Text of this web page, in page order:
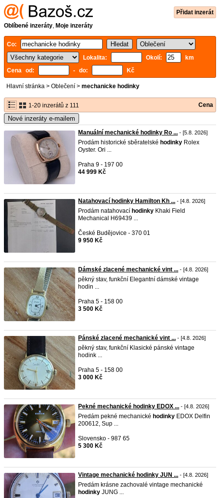
Přidat inzerát
Oblíbené inzeráty, Moje inzeráty
Co:
Lokalita:
Okolí:
km
Cena od:
- do: Kč
Hlavní stránka > Oblečení > mechanicke hodinky
1-20 inzerátů z 111 Cena
Nové inzeráty e-mailem
Manuální mechanické hodinky Ro ... - [5.8. 2026]
Prodám historické sběratelské hodinky Rolex
Oyster. Ori ...
Praha 9 - 197 00
44 999 Kč
Natahovací hodinky Hamilton Kh ... - [4.8. 2026]
Prodám natahovací hodinky Khaki Field
Mechanical H69439 ...
České Budějovice - 370 01
9 950 Kč
Dámské zlacené mechanické vint ... - [4.8. 2026]
pěkný stav, funkční Elegantní dámské vintage
hodin ...
Praha 5 - 158 00
3 500 Kč
Pánské zlacené mechanické vint ... - [4.8. 2026]
pěkný stav, funkční Klasické pánské vintage
hodink ...
Praha 5 - 158 00
3 000 Kč
Pekné mechanické hodinky EDOX ... - [4.8. 2026]
Predám pekné mechanické hodinky EDOX Delfin
200612, Sup ...
Slovensko - 987 65
5 300 Kč
Vintage mechanické hodinky JUN ... - [4.8. 2026]
Predám krásne zachovalé vintage mechanické
hodinky JUNG ...